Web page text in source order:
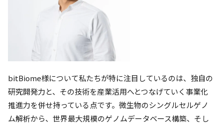
bitBiome様について私たちが特に注目しているのは、独自の
研究開発力と、その技術を産業活用へとつなげていく事業化
推進力を併せ持っている点です。微生物のシングルセルゲノ
ム解析から、世界最大規模のゲノムデータベース構築、そし